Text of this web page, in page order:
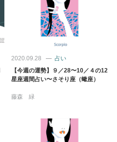
2020.09.28
占い
【今週の運勢】９／28〜10／４の12
星座週間占い〜さそり座（蠍座）
藤森 緑